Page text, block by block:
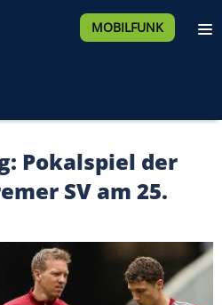
MOBILFUNK
Pokalspiel der
SV am 25.